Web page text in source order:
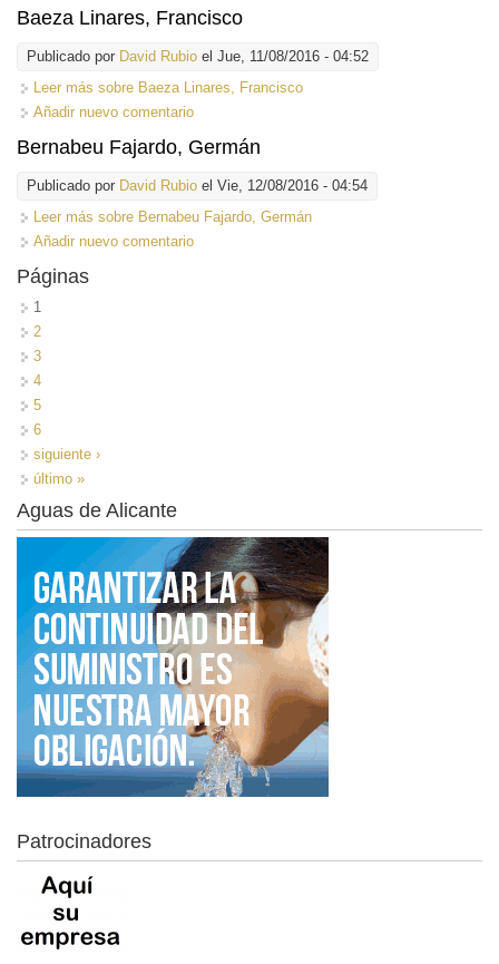
Baeza Linares, Francisco
Publicado por David Rubio el Jue, 11/08/2016 - 04:52
Leer más sobre Baeza Linares, Francisco
Añadir nuevo comentario
Bernabeu Fajardo, Germán
Publicado por David Rubio el Vie, 12/08/2016 - 04:54
Leer más sobre Bernabeu Fajardo, Germán
Añadir nuevo comentario
Páginas
1
2
3
4
5
6
siguiente ›
último »
Aguas de Alicante
Patrocinadores